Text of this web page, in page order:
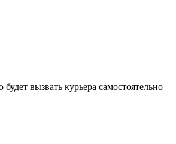
вызвать курьера самостоятельно